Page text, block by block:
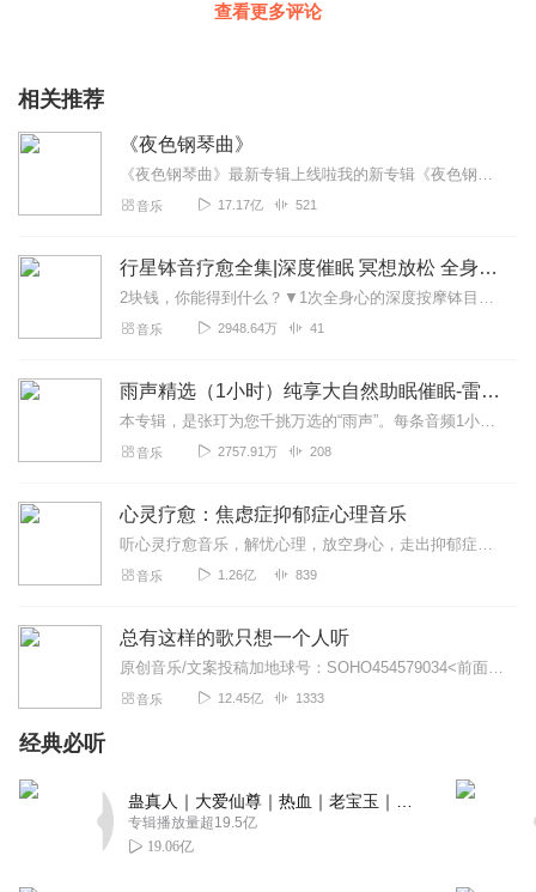
谢谢您 辛苦了 祝天天开心
2020-11-20
听友252635810
2020-09-01
Osmanthe
2020-05-26
2012EXO我还在
2020-05-20
Shirley闭关中
2020-04-15
森露玖_Carol
回复
墙头众多
希望po主能多更新！
查看更多评论
相关推荐
《夜色钢琴曲》
《夜色钢琴曲》最新专辑上线啦我的新专辑《夜色钢琴曲最新专辑》（点击跳转）已经上线，新专辑是《夜色钢琴曲》的升级版，我精选了诸多经典原创作品与大家分享，愿未来...
音乐 17.17亿 521
行星钵音疗愈全集|深度催眠 冥想放松 全身心深度按摩
2块钱，你能得到什么？▼1次全身心的深度按摩钵目前已广泛地被应用于美容Spa和按摩养生馆的疗程中，许多疗愈师使用铜钵在身体上，发现5分钟铜钵按摩的深度放松，效...
音乐 2948.64万 41
雨声精选（1小时）纯享大自然助眠催眠-雷雨声，下雨
本专辑，是张玎为您千挑万选的“雨声”。每条音频1小时，中间没有打扰。有轻柔细雨、淅淅沥沥；雨滴入水，滴答作响；隐隐雷声，隆隆为伴；流水潺潺，映入耳畔。这里没有音...
音乐 2757.91万 208
心灵疗愈：焦虑症抑郁症心理音乐
听心灵疗愈音乐，解忧心理，放空身心，走出抑郁症、焦虑症、恐惧症等情绪困扰。疗愈音乐=心灵养生最有效的聆听建议：步骤一、选择安静的环境，闭目静卧或坐。步骤二、根据...
音乐 1.26亿 839
总有这样的歌只想一个人听
原创音乐/文案投稿加地球号：SOHO454579034<前面英文是大写>带上你的音乐和故事与我们相遇..每一位小伙伴的经历都是我们创作的源头..
音乐 12.45亿 1333
经典必听
专辑播放量超19.5亿
19.06亿